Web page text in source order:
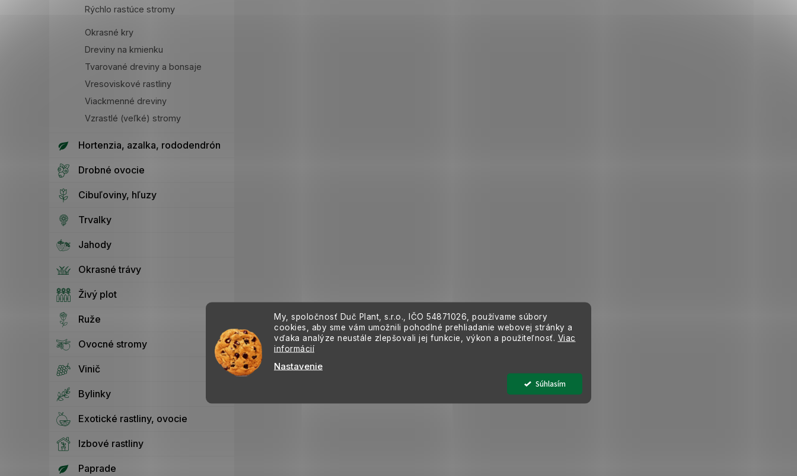
My, spoločnosť Duč Plant, s.r.o., IČO 54871026,
používame súbory
cookies, aby sme vám umožnili pohodlné prehliadanie webovej stránky a
vďaka analýze neustále zlepšovali jej funkcie, výkon a použiteľnosť. Viac
informácií
Nastavenie
Súhlasím
Rýchlo rastúce stromy
Okrasné kry
Dreviny na kmienku
Tvarované dreviny a bonsaje
Vresoviskové rastliny
Viackmenné dreviny
Vzrastlé (veľké) stromy
Hortenzia, azalka, rododendrón
Drobné ovocie
Cibuľoviny, hľuzy
Trvalky
Jahody
Okrasné trávy
Živý plot
Ruže
Ovocné stromy
Vinič
Bylinky
Exotické rastliny, ovocie
Izbové rastliny
Paprade